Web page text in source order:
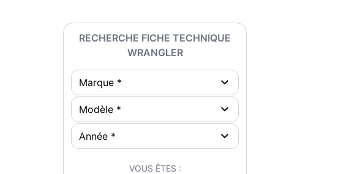
RECHERCHE FICHE TECHNIQUE
WRANGLER
VOUS ÊTES :